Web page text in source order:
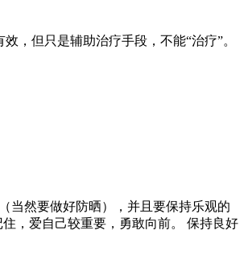
，但只是辅助治疗手段，不能“治疗”。
当然要做好防晒），并且要保持乐观的
，爱自己较重要，勇敢向前。 保持良好